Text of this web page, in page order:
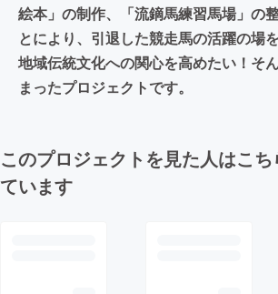
絵本」の制作、「流鏑馬練習馬場」の
とにより、引退した競走馬の活躍の場
地域伝統文化への関心を高めたい！そ
まったプロジェクトです。
このプロジェクトを見た人はこ
ています